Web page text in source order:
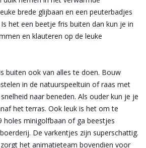
brede glijbaan en een peuterbadjes
het een beetje fris buiten dan kun je in
en klauteren op de leuke
buiten ook van alles te doen. Bouw
in de natuurspeeltuin of raas met
naar beneden. Als ouder kun je je
het terras. Ook leuk is het om te
holes minigolfbaan of ga beestjes
De varkentjes zijn superschattig.
het animatieteam bovendien voor